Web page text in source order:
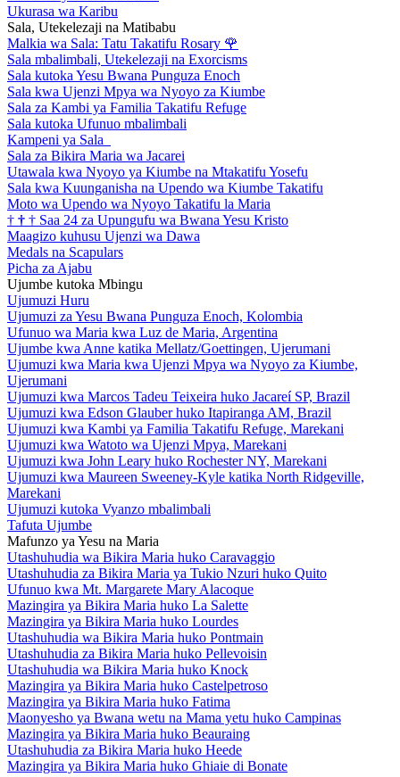
Ukurasa wa Karibu
Sala, Utekelezaji na Matibabu
Malkia wa Sala: Tatu Takatifu Rosary 🌹
Sala mbalimbali, Utekelezaji na Exorcisms
Sala kutoka Yesu Bwana Punguza Enoch
Sala kwa Ujenzi Mpya wa Nyoyo za Kiumbe
Sala za Kambi ya Familia Takatifu Refuge
Sala kutoka Ufunuo mbalimbali
Kampeni ya Sala
Sala za Bikira Maria wa Jacarei
Utawala kwa Nyoyo ya Kiumbe na Mtakatifu Yosefu
Sala kwa Kuunganisha na Upendo wa Kiumbe Takatifu
Moto wa Upendo wa Nyoyo Takatifu la Maria
† † † Saa 24 za Upungufu wa Bwana Yesu Kristo
Maagizo kuhusu Ujenzi wa Dawa
Medals na Scapulars
Picha za Ajabu
Ujumbe kutoka Mbingu
Ujumuzi Huru
Ujumuzi za Yesu Bwana Punguza Enoch, Kolombia
Ufunuo wa Maria kwa Luz de Maria, Argentina
Ujumbe kwa Anne katika Mellatz/Goettingen, Ujerumani
Ujumuzi kwa Maria kwa Ujenzi Mpya wa Nyoyo za Kiumbe,
Ujerumani
Ujumuzi kwa Marcos Tadeu Teixeira huko Jacareí SP, Brazil
Ujumuzi kwa Edson Glauber huko Itapiranga AM, Brazil
Ujumuzi kwa Kambi ya Familia Takatifu Refuge, Marekani
Ujumuzi kwa Watoto wa Ujenzi Mpya, Marekani
Ujumuzi kwa John Leary huko Rochester NY, Marekani
Ujumuzi kwa Maureen Sweeney-Kyle katika North Ridgeville,
Marekani
Ujumuzi kutoka Vyanzo mbalimbali
Tafuta Ujumbe
Mafunzo ya Yesu na Maria
Utashuhudia wa Bikira Maria huko Caravaggio
Utashuhudia za Bikira Maria ya Tukio Nzuri huko Quito
Ufunuo kwa Mt. Margarete Mary Alacoque
Mazingira ya Bikira Maria huko La Salette
Mazingira ya Bikira Maria huko Lourdes
Utashuhudia wa Bikira Maria huko Pontmain
Utashuhudia za Bikira Maria huko Pellevoisin
Utashuhudia wa Bikira Maria huko Knock
Mazingira ya Bikira Maria huko Castelpetroso
Mazingira ya Bikira Maria huko Fatima
Maonyesho ya Bwana wetu na Mama yetu huko Campinas
Mazingira ya Bikira Maria huko Beauraing
Utashuhudia za Bikira Maria huko Heede
Mazingira ya Bikira Maria huko Ghiaie di Bonate